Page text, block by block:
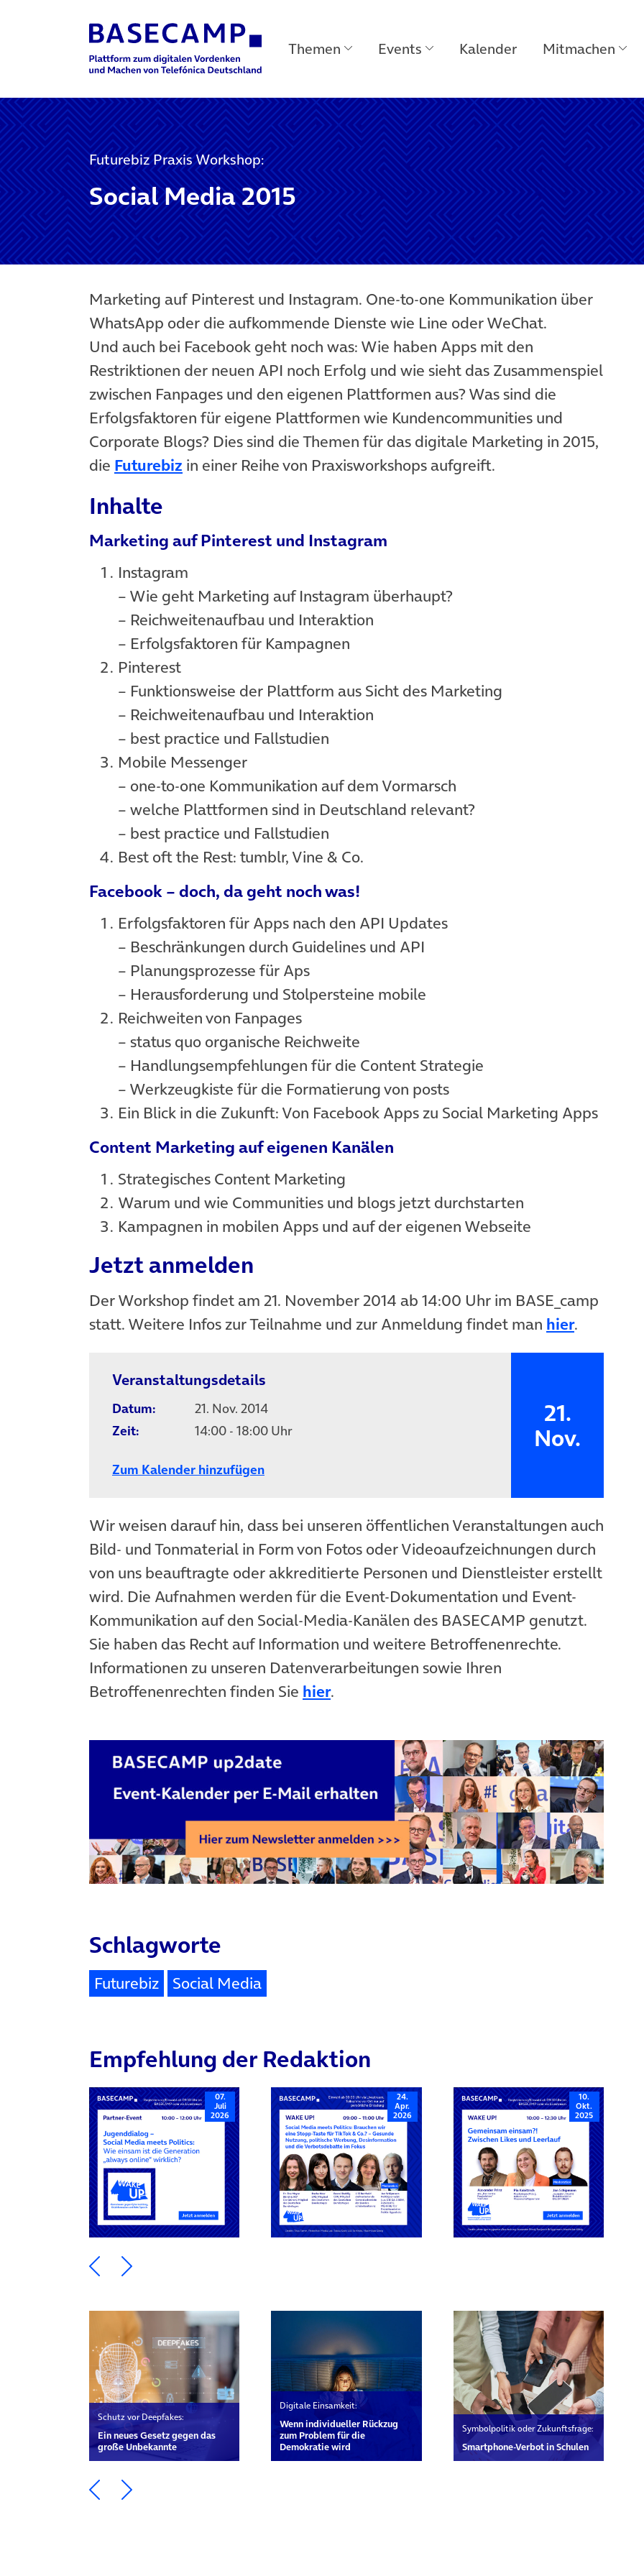
Main Navigation Themen Events Kalender Mitmachen
Futurebiz Praxis Workshop:
Social Media 2015
Marketing auf Pinterest und Instagram. One-to-one Kommunikation über
WhatsApp oder die aufkommende Dienste wie Line oder WeChat.
Und auch bei Facebook geht noch was: Wie haben Apps mit den
Restriktionen der neuen API noch Erfolg und wie sieht das Zusammenspiel
zwischen Fanpages und den eigenen Plattformen aus? Was sind die
Erfolgsfaktoren für eigene Plattformen wie Kundencommunities und
Corporate Blogs? Dies sind die Themen für das digitale Marketing in 2015,
die Futurebiz (öffnet in neuem Tab)
in einer Reihe von Praxisworkshops aufgreift.
Inhalte
Marketing auf Pinterest und Instagram
Instagram
– Wie geht Marketing auf Instagram überhaupt?
– Reichweitenaufbau und Interaktion
– Erfolgsfaktoren für Kampagnen
Pinterest
– Funktionsweise der Plattform aus Sicht des Marketing
– Reichweitenaufbau und Interaktion
– best practice und Fallstudien
Mobile Messenger
– one-to-one Kommunikation auf dem Vormarsch
– welche Plattformen sind in Deutschland relevant?
– best practice und Fallstudien
Best oft the Rest: tumblr, Vine & Co.
Facebook – doch, da geht noch was!
Erfolgsfaktoren für Apps nach den API Updates
– Beschränkungen durch Guidelines und API
– Planungsprozesse für Aps
– Herausforderung und Stolpersteine mobile
Reichweiten von Fanpages
– status quo organische Reichweite
– Handlungsempfehlungen für die Content Strategie
– Werkzeugkiste für die Formatierung von posts
Ein Blick in die Zukunft: Von Facebook Apps zu Social Marketing Apps
Content Marketing auf eigenen Kanälen
Strategisches Content Marketing
Warum und wie Communities und blogs jetzt durchstarten
Kampagnen in mobilen Apps und auf der eigenen Webseite
Jetzt anmelden
Der Workshop findet am 21. November 2014 ab 14:00 Uhr im BASE_camp
statt. Weitere Infos zur Teilnahme und zur Anmeldung findet man hier(öffnet in
.
Veranstaltungsdetails
Datum:
21. Nov. 2014
Zeit:
14:00 - 18:00 Uhr
Zum Kalender hinzufügen
21.
Nov.
Wir weisen darauf hin, dass bei unseren öffentlichen Veranstaltungen auch
Bild- und Tonmaterial in Form von Fotos oder Videoaufzeichnungen durch
von uns beauftragte oder akkreditierte Personen und Dienstleister erstellt
wird. Die Aufnahmen werden für die Event-Dokumentation und Event-
Kommunikation auf den Social-Media-Kanälen des BASECAMP genutzt.
Sie haben das Recht auf Information und weitere Betroffenenrechte.
Informationen zu unseren Datenverarbeitungen sowie Ihren
Betroffenenrechten finden Sie hier.
Schlagworte
Futurebiz Social Media
Empfehlung der Redaktion
07.
Juli
2026
24.
Apr.
2026
10.
Okt.
2025
Ein Element zurück blättern
Ein Element weiter blättern
Schutz vor Deepfakes:
Ein neues Gesetz gegen das
große Unbekannte
Digitale Einsamkeit:
Wenn individueller Rückzug
zum Problem für die
Demokratie wird
Symbolpolitik oder Zukunftsfrage:
Smartphone-Verbot in Schulen
Ein Element zurück blättern
Ein Element weiter blättern